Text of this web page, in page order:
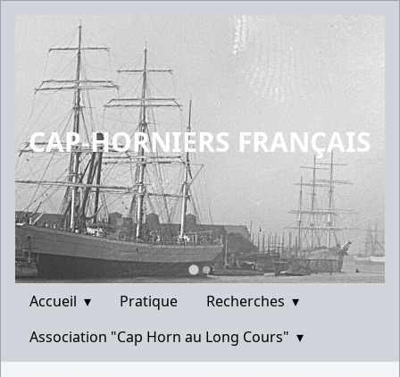
CAP-HORNIERS FRANÇAIS
Accueil ▾ Pratique Recherches ▾
Association "Cap Horn au Long Cours" ▾